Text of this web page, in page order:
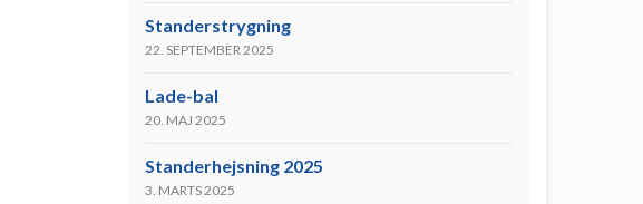
Standerstrygning
22. SEPTEMBER 2025
Lade-bal
20. MAJ 2025
Standerhejsning 2025
3. MARTS 2025